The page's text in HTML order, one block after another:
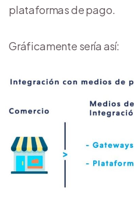
plataformas de pago.
Gráficamente sería así: